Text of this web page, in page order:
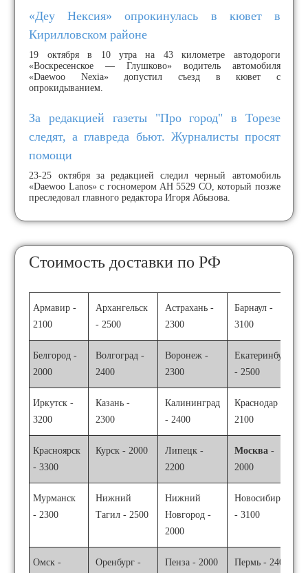
«Деу Нексия» опрокинулась в кювет в
Кирилловском районе
19 октября в 10 утра на 43 километре автодороги
«Воскресенское — Глушково» водитель автомобиля
«Daewoo Nexia» допустил съезд в кювет с
опрокидыванием.
За редакцией газеты "Про город" в Торезе
следят, а главреда бьют. Журналисты просят
помощи
23-25 октября за редакцией следил черный автомобиль
«Daewoo Lanos» с госномером АН 5529 СО, который позже
преследовал главного редактора Игоря Абызова.
Стоимость доставки по РФ
Армавир -
2100
Архангельск
- 2500
Астрахань -
2300
Барнаул -
3100
Белгород -
2000
Волгоград -
2400
Воронеж -
2300
Екатеринбург
- 2500
Иркутск -
3200
Казань -
2300
Калининград
- 2400
Краснодар -
2100
Красноярск
- 3300
Курск - 2000
Липецк -
2200
Москва -
2000
Мурманск
- 2300
Нижний
Тагил - 2500
Нижний
Новгород -
2000
Новосибирск
- 3100
Омск -
Оренбург -
Пенза - 2000 Пермь - 2400